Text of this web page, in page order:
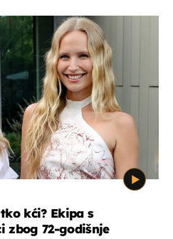
kći? Ekipa s
zbog 72-godišnje